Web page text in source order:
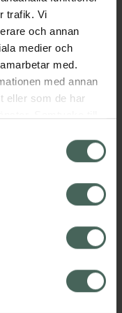
trafik. Vi
och annan
medier och
med.
med annan
eller som de har
påverkar inte
innan återkallelsen.
Visa